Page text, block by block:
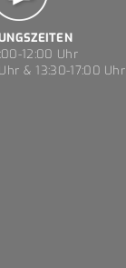
12:00 Uhr
& 13:30-17:00 Uhr